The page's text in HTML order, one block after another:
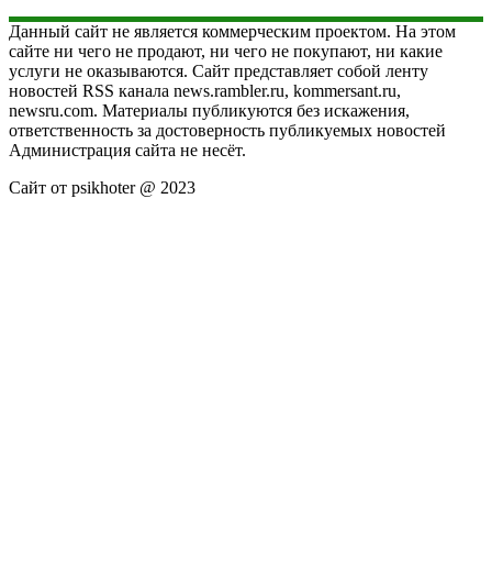
Данный сайт не является коммерческим проектом. На этом
сайте ни чего не продают, ни чего не покупают, ни какие
услуги не оказываются. Сайт представляет собой ленту
новостей RSS канала news.rambler.ru, kommersant.ru,
newsru.com. Материалы публикуются без искажения,
ответственность за достоверность публикуемых новостей
Администрация сайта не несёт.
Сайт от psikhoter @ 2023